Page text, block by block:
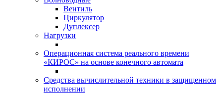
Вентиль
Циркулятор
Дуплексер
Нагрузки
Операционная система реального времени
«КИРОС» на основе конечного автомата
Средства вычислительной техники в защищенном
исполнении